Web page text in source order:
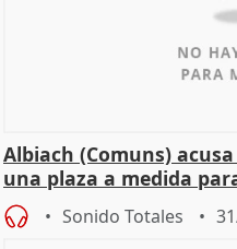
Albiach (Comuns)
una plaza a medida
Sonido Totales